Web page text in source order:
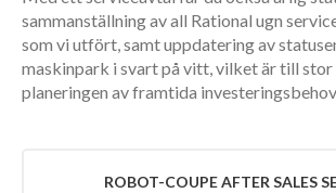
sammanställning av all Rational ugn
som vi utfört, samt uppdatering av
maskinpark i svart på vitt, vilket är till stor
planeringen av framtida
ROBOT-COUPE AFTER SALES